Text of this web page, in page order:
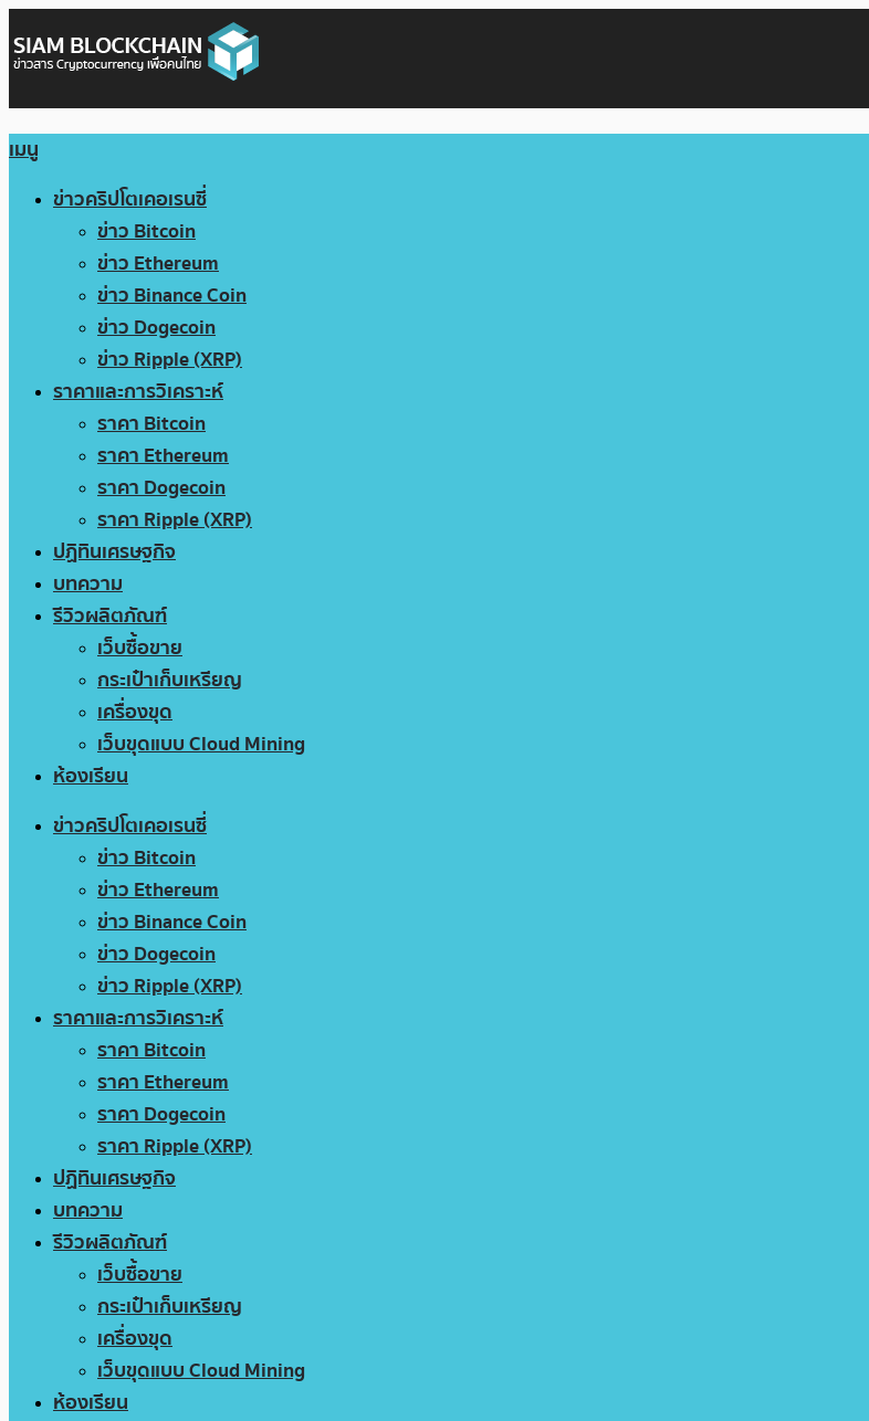
เมนู
ข่าวคริปโตเคอเรนซี่
ข่าว Bitcoin
ข่าว Ethereum
ข่าว Binance Coin
ข่าว Dogecoin
ข่าว Ripple (XRP)
ราคาและการวิเคราะห์
ราคา Bitcoin
ราคา Ethereum
ราคา Dogecoin
ราคา Ripple (XRP)
ปฏิทินเศรษฐกิจ
บทความ
รีวิวผลิตภัณฑ์
เว็บซื้อขาย
กระเป๋าเก็บเหรียญ
เครื่องขุด
เว็บขุดแบบ Cloud Mining
ห้องเรียน
ข่าวคริปโตเคอเรนซี่
ข่าว Bitcoin
ข่าว Ethereum
ข่าว Binance Coin
ข่าว Dogecoin
ข่าว Ripple (XRP)
ราคาและการวิเคราะห์
ราคา Bitcoin
ราคา Ethereum
ราคา Dogecoin
ราคา Ripple (XRP)
ปฏิทินเศรษฐกิจ
บทความ
รีวิวผลิตภัณฑ์
เว็บซื้อขาย
กระเป๋าเก็บเหรียญ
เครื่องขุด
เว็บขุดแบบ Cloud Mining
ห้องเรียน